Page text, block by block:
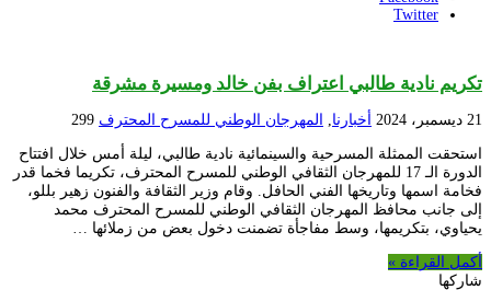
Twitter
تكريم نادية طالبي اعتراف بفن خالد ومسيرة مشرقة
21 ديسمبر، 2024 أخبارنا المهرجان الوطني للمسرح المحترف 299
استحقت الممثلة المسرحية والسينمائية نادية طالبي، ليلة أمس خلال افتتاح
الدورة الـ 17 للمهرجان الثقافي الوطني للمسرح المحترف، تكريما فخما قدر
فخامة اسمها وتاريخها الفني الحافل. وقام وزير الثقافة والفنون زهير بللو،
إلى جانب محافظ المهرجان الثقافي الوطني للمسرح المحترف محمد
يحياوي، بتكريمها، وسط مفاجأة تضمنت دخول بعض من زملائها …
أكمل القراءة »
شاركها